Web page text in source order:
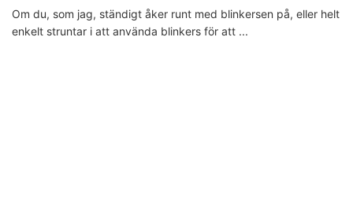
Om du, som jag, ständigt åker runt med blinkersen på, eller helt
enkelt struntar i att använda blinkers för att